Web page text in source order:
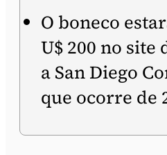
O boneco
U$ 200 no
a San Diego
que ocorre de